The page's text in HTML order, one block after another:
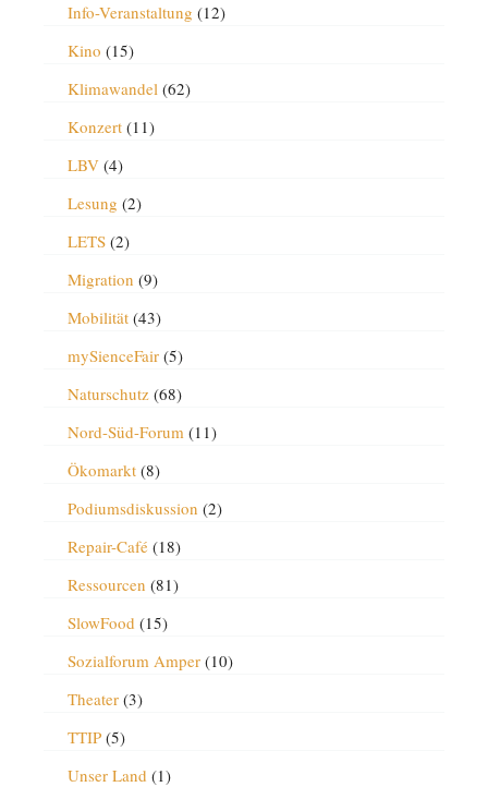
Info-Veranstaltung (12)
Kino (15)
Klimawandel(62)
Konzert(11)
LBV(4)
Lesung (2)
LETS(2)
Migration (9)
Mobilität(43)
mySienceFair(5)
Naturschutz(68)
Nord-Süd-Forum(11)
Ökomarkt(8)
Podiumsdiskussion (2)
Repair-Café(18)
Ressourcen (81)
SlowFood (15)
Sozialforum Amper(10)
Theater(3)
TTIP(5)
Unser Land (1)